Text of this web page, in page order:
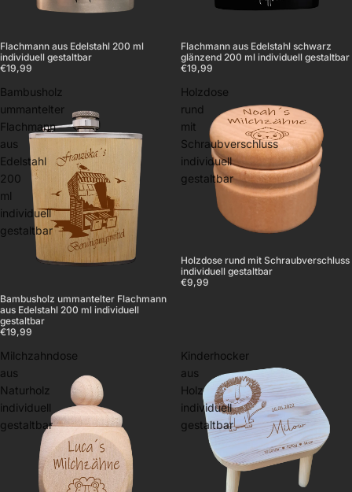
Flachmann aus Edelstahl 200 ml
individuell gestaltbar
€19,99
Flachmann aus Edelstahl schwarz
glänzend 200 ml individuell gestaltbar
€19,99
Bambusholz
ummantelter
Flachmann
aus
Edelstahl
200
ml
individuell
gestaltbar
Bambusholz ummantelter Flachmann
aus Edelstahl 200 ml individuell
gestaltbar
€19,99
Holzdose
rund
mit
Schraubverschluss
individuell
gestaltbar
Holzdose rund mit Schraubverschluss
individuell gestaltbar
€9,99
Milchzahndose
aus
Naturholz
individuell
gestaltbar
Kinderhocker
aus
Holz
individuell
gestaltbar